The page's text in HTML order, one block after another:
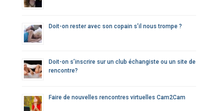
e
Doit-on rester avec son copain s’il nous trompe ?
Doit-on s’inscrire sur un club échangiste ou un site de
rencontre?
Faire de nouvelles rencontres virtuelles Cam2Cam